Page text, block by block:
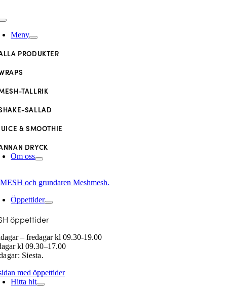
till
Meny
PRODUKTER
TALLRIK
SALLAD
& SMOOTHIE
DRYCK
Om oss
och grundaren Meshmesh.
Öppettider
öppettider
– fredagar kl 09.30-19.00
kl 09.30–17.00
Siesta.
med öppettider
Hitta hit